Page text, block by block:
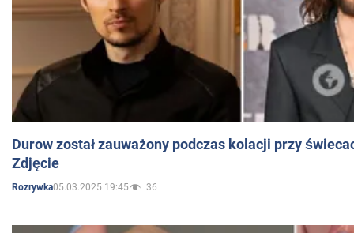
Durow został zauważony podczas kolacji przy
Zdjęcie
Rozrywka05.03.2025 19:45 36